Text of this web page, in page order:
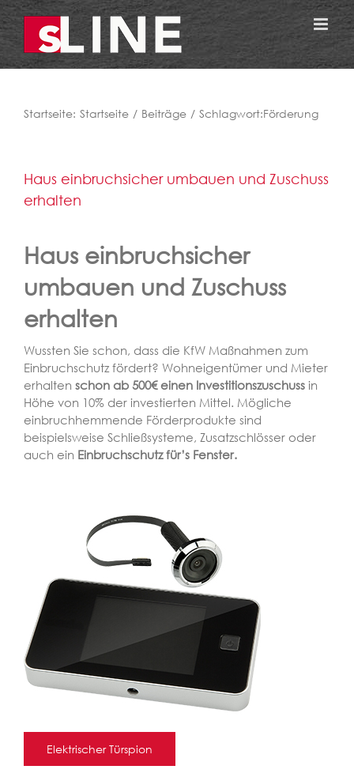
Zum
Inhalt
springen
Startseite: Startseite Beiträge Schlagwort:Förderung
Haus einbruchsicher umbauen und Zuschuss
erhalten
Haus einbruchsicher
umbauen und Zuschuss
erhalten
Wussten Sie schon, dass die KfW Maßnahmen zum
Einbruchschutz fördert? Wohneigentümer und Mieter
erhalten schon ab 500€ einen Investitionszuschuss in
Höhe von 10% der investierten Mittel. Mögliche
einbruchhemmende Förderprodukte sind
beispielsweise Schließsysteme, Zusatzschlösser oder
auch ein Einbruchschutz für’s Fenster.
Elektrischer Türspion